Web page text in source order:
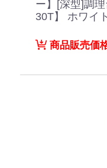
ー】[深型]調
30T】 ホワイ
商品販売価